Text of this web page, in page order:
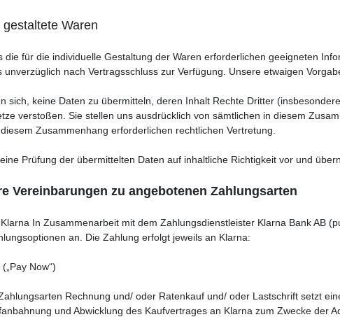
Waren
die für die individuelle Gestaltung der Waren erforderlichen geeigneten
unverzüglich nach Vertragsschluss zur Verfügung. Unsere etwaigen
sich, keine Daten zu übermitteln, deren Inhalt Rechte Dritter
verstoßen. Sie stellen uns ausdrücklich von sämtlichen in diesem
Zusammenhang erforderlichen rechtlichen Vertretung.
Prüfung der übermittelten Daten auf inhaltliche Richtigkeit vor und
Vereinbarungen zu angebotenen Zahlungsarten
In Zusammenarbeit mit dem Zahlungsdienstleister Klarna Bank AB
an. Die Zahlung erfolgt jeweils an Klarna:
(„Pay Now“)
Rechnung und/ oder Ratenkauf und/ oder Lastschrift setzt
und Abwicklung des Kaufvertrages an Klarna zum Zwecke der